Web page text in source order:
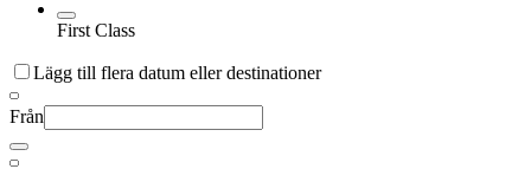
First Class
Lägg till flera datum eller destinationer
Från